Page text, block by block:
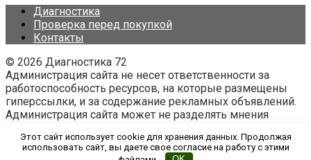
Диагностика
Проверка перед покупкой
Контакты
© 2026 Диагностика 72
Администрация сайта не несет ответственности за
работоспособность ресурсов, на которые размещены
гиперссылки, и за содержание рекламных объявлений.
Администрация сайта может не разделять мнения
Этот сайт использует cookie для хранения данных. Продолжая
использовать сайт, вы даете свое согласие на работу с этими